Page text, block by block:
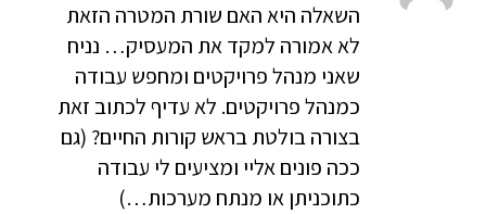
השאלה היא האם שורת המטרה הזאת
לא אמורה למקד את המעסיק… נניח
שאני מנהל פרויקטים ומחפש עבודה
כמנהל פרויקטים. לא עדיף לכתוב זאת
בצורה בולטת בראש קורות החיים? (גם
ככה פונים אליי ומציעים לי עבודה
כתוכניתן או מנתח מערכות…)